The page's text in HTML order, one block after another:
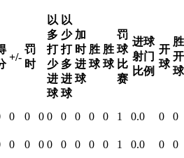
+/-
罚
时
以
多
打
少
进
球
以
少
打
多
进
球
加
时
进
球
胜
球
胜
球
罚
球
比
赛
进球
射门
比例
开
球
胜
开
球
0 0 0 0 0 0 0 0 1 0.0 0 0
0 0 0 0 0 0 0 0 1 0.0 0 0